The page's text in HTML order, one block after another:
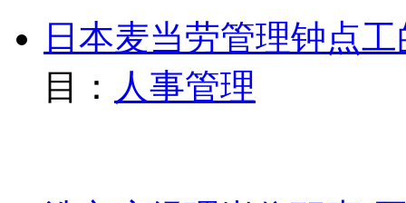
日本麦当劳管理钟点
目： 人事管理